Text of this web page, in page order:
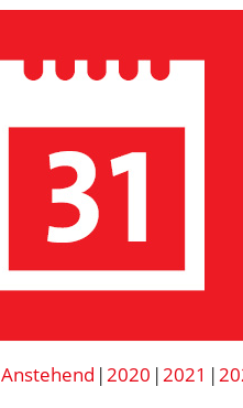
Anstehend 2020 2021